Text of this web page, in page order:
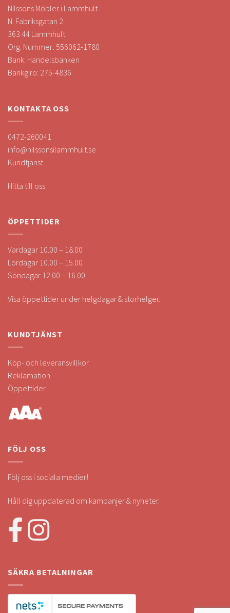
Nilssons Möbler i Lammhult
N. Fabriksgatan 2
363 44 Lammhult
Org. Nummer: 556062-1780
Bank: Handelsbanken
Bankgiro: 275-4836
KONTAKTA OSS
0472-260041
info@nilssonsilammhult.se
Kundtjänst
Hitta till oss
ÖPPETTIDER
Vardagar 10.00 – 18.00
Lördagar 10.00 – 15.00
Söndagar 12.00 – 16.00
Visa öppettider under helgdagar & storhelger.
KUNDTJÄNST
Köp- och leveransvillkor
Reklamation
Öppettider
FÖLJ OSS
Följ oss i sociala medier!
Håll dig uppdaterad om kampanjer & nyheter.
SÄKRA BETALNINGAR